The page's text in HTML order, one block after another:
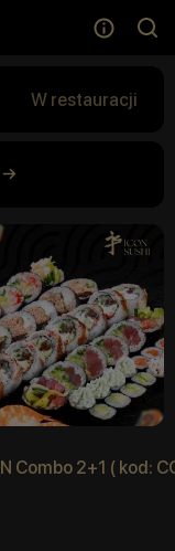
W restauracji
→
Combo 2+1 ( kod: